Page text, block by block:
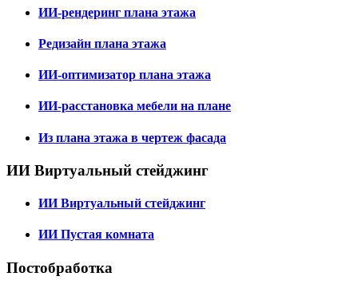
ИИ-рендеринг плана этажа
Редизайн плана этажа
ИИ-оптимизатор плана этажа
ИИ-расстановка мебели на плане
Из плана этажа в чертеж фасада
ИИ Виртуальный стейджинг
ИИ Виртуальный стейджинг
ИИ Пустая комната
Постобработка